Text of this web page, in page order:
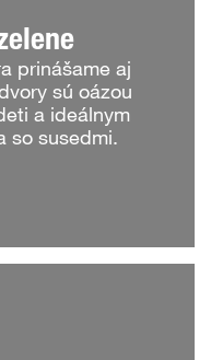
prinášame aj
sú oázou
a ideálnym
so susedmi.